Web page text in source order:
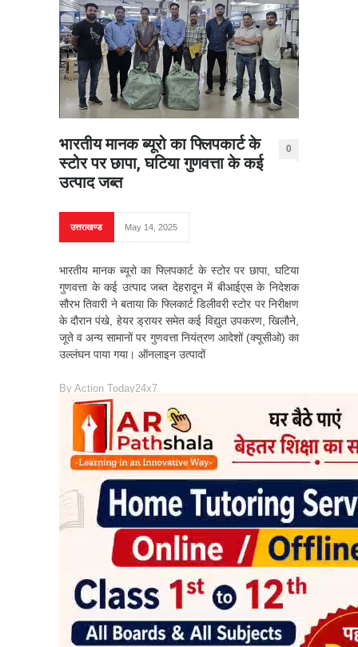
भारतीय मानक ब्यूरो का फ्लिपकार्ट के
स्टोर पर छापा, घटिया गुणवत्ता के कई
उत्पाद जब्त
0
उत्तराखण्ड May 14, 2025
भारतीय मानक ब्यूरो का फ्लिपकार्ट के स्टोर पर छापा, घटिया
गुणवत्ता के कई उत्पाद जब्त देहरादून में बीआईएस के निदेशक
सौरभ तिवारी ने बताया कि फ्लिकार्ट डिलीवरी स्टोर पर निरीक्षण
के दौरान पंखे, हेयर ड्रायर समेत कई विद्युत उपकरण, खिलौने,
जूते व अन्य सामानों पर गुणवत्ता नियंत्रण आदेशों (क्यूसीओ) का
उल्लंघन पाया गया। ऑनलाइन उत्पादों
By Action Today24x7
READ MORE